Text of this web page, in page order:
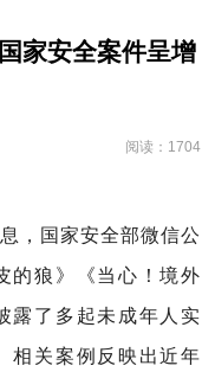
家安全案件呈增
阅读：1704
，国家安全部微信公
的狼》《当心！境外
露了多起未成年人实
相关案例反映出近年